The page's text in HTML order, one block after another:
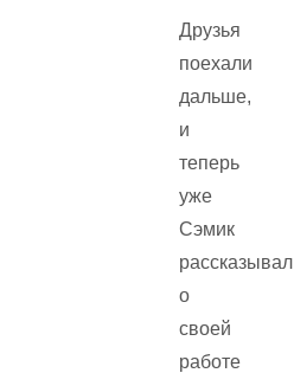
Друзья
поехали
дальше,
и
теперь
уже
Сэмик
рассказывал
о
своей
работе